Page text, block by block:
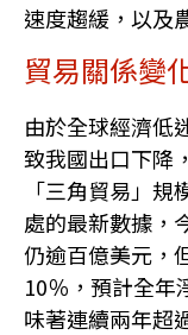
速度趨緩，以及
貿易關係變
由於全球經濟低
致我國出口下降
「三角貿易」
處的最新數據，
仍逾百億美元，
10％，預計全年
味著連續兩年超